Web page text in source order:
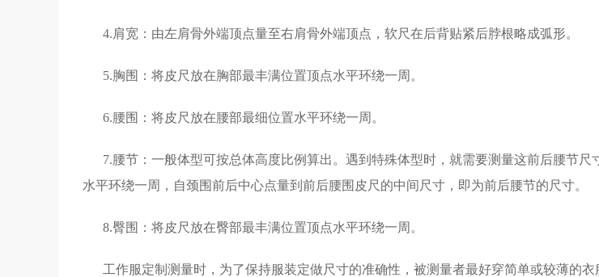
4.肩宽：由左肩骨外端顶点量至右肩骨外端顶点，软尺在后背贴紧后脖根略成弧形。
5.胸围：将皮尺放在胸部最丰满位置顶点水平环绕一周。
6.腰围：将皮尺放在腰部最细位置水平环绕一周。
7.腰节：一般体型可按总体高度比例算出。遇到特殊体型时，就需要测量这前后腰节尺
水平环绕一周，自颈围前后中心点量到前后腰围皮尺的中间尺寸，即为前后腰节的尺寸。
8.臀围：将皮尺放在臀部最丰满位置顶点水平环绕一周。
工作服定制测量时，为了保持服装定做尺寸的准确性，被测量者最好穿简单或较薄的